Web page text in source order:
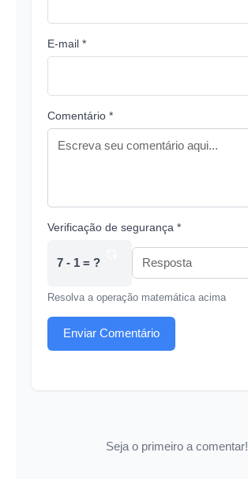
E-mail *
Comentário *
Verificação de segurança *
7 - 1 = ?
Resolva a operação matemática acima
Enviar Comentário
Seja o primeiro a comentar!